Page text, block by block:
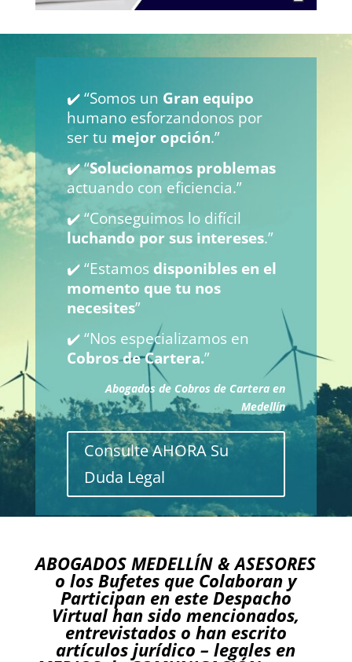
✔️ “Somos un Gran equipo
humano esforzandonos por
ser tu mejor opción.”
✔️ “Solucionamos problemas
actuando con eficiencia.”
✔️ “Conseguimos lo difícil
luchando por sus intereses.”
✔️ “Estamos disponibles en el
momento que tu nos
necesites”
✔️ “Nos especializamos en
Cobros de Cartera.”
Abogados de Cobros de Cartera en
Medellín
Consulte AHORA Su
Duda Legal
ABOGADOS MEDELLÍN & ASESORES
o los Bufetes que Colaboran y
Participan en este Despacho
Virtual han sido mencionados,
entrevistados o han escrito
artículos jurídico – legales en